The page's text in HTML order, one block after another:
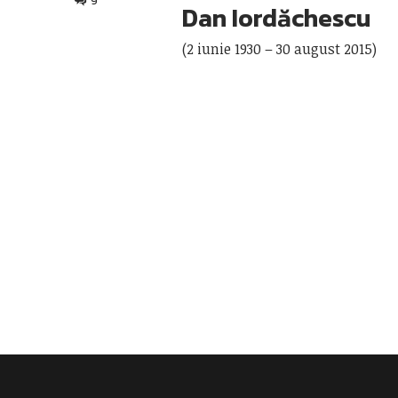
Dan Iordăchescu
(2 iunie 1930 – 30 august 2015)